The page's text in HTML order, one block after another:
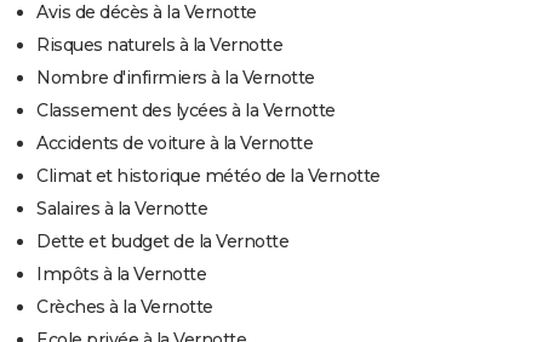
Avis de décès à la Vernotte
Risques naturels à la Vernotte
Nombre d'infirmiers à la Vernotte
Classement des lycées à la Vernotte
Accidents de voiture à la Vernotte
Climat et historique météo de la Vernotte
Salaires à la Vernotte
Dette et budget de la Vernotte
Impôts à la Vernotte
Crèches à la Vernotte